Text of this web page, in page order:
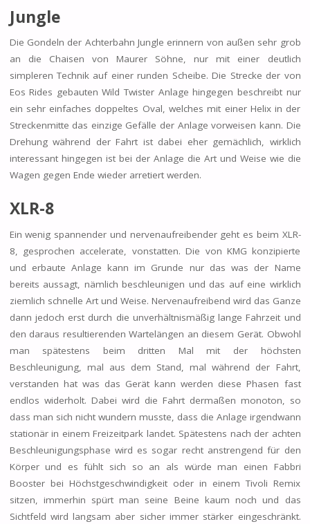
Jungle
Die Gondeln der Achterbahn Jungle erinnern von außen sehr grob
an die Chaisen von Maurer Söhne, nur mit einer deutlich
simpleren Technik auf einer runden Scheibe. Die Strecke der von
Eos Rides gebauten Wild Twister Anlage hingegen beschreibt nur
ein sehr einfaches doppeltes Oval, welches mit einer Helix in der
Streckenmitte das einzige Gefälle der Anlage vorweisen kann. Die
Drehung während der Fahrt ist dabei eher gemächlich, wirklich
interessant hingegen ist bei der Anlage die Art und Weise wie die
Wagen gegen Ende wieder arretiert werden.
XLR-8
Ein wenig spannender und nervenaufreibender geht es beim XLR-
8, gesprochen accelerate, vonstatten. Die von KMG konzipierte
und erbaute Anlage kann im Grunde nur das was der Name
bereits aussagt, nämlich beschleunigen und das auf eine wirklich
ziemlich schnelle Art und Weise. Nervenaufreibend wird das Ganze
dann jedoch erst durch die unverhältnismäßig lange Fahrzeit und
den daraus resultierenden Wartelängen an diesem Gerät. Obwohl
man spätestens beim dritten Mal mit der höchsten
Beschleunigung, mal aus dem Stand, mal während der Fahrt,
verstanden hat was das Gerät kann werden diese Phasen fast
endlos widerholt. Dabei wird die Fahrt dermaßen monoton, so
dass man sich nicht wundern musste, dass die Anlage irgendwann
stationär in einem Freizeitpark landet. Spätestens nach der achten
Beschleunigungsphase wird es sogar recht anstrengend für den
Körper und es fühlt sich so an als würde man einen Fabbri
Booster bei Höchstgeschwindigkeit oder in einem Tivoli Remix
sitzen, immerhin spürt man seine Beine kaum noch und das
Sichtfeld wird langsam aber sicher immer stärker eingeschränkt.